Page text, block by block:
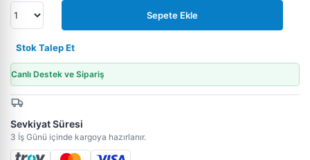
Sepete Ekle
Stok Talep Et
Canlı Destek ve Sipariş
Sevkiyat Süresi
3 İş Günü içinde kargoya hazırlanır.